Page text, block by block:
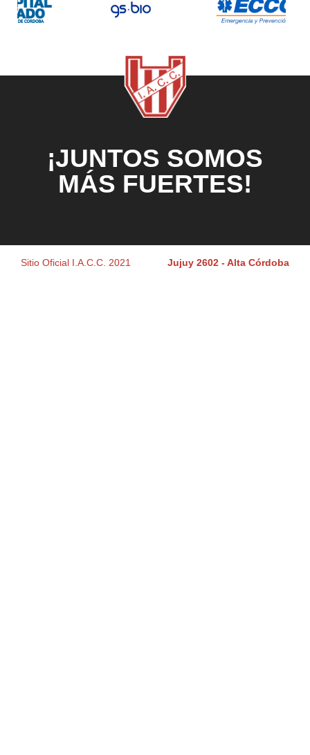
¡JUNTOS SOMOS
MÁS FUERTES!
Sitio Oficial I.A.C.C. 2021 Jujuy 2602 - Alta Córdoba